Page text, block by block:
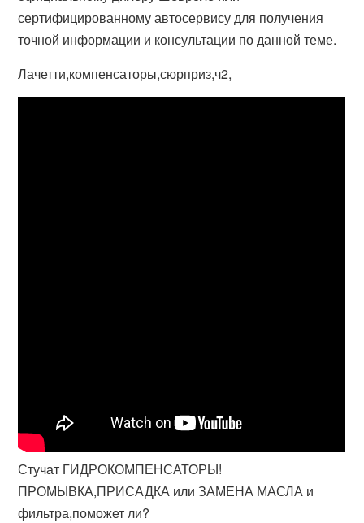
сертифицированному автосервису для получения
точной информации и консультации по данной теме.
Лачетти,компенсаторы,сюрприз,ч2,
Стучат ГИДРОКОМПЕНСАТОРЫ!
ПРОМЫВКА,ПРИСАДКА или ЗАМЕНА МАСЛА и
фильтра,поможет ли?